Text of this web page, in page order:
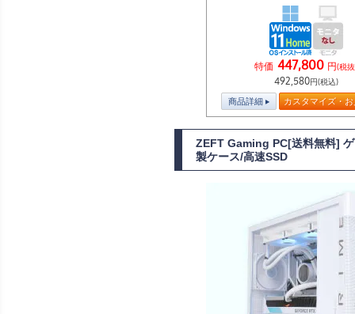
特価 447,800 円(税
492,580円(税込)
商品詳細 カスタマイズ・
ZEFT Gaming PC[送料無料]
製ケース/高速SSD